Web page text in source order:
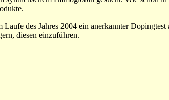
des Jahres 2004 ein anerkannter
diesen einzuführen.